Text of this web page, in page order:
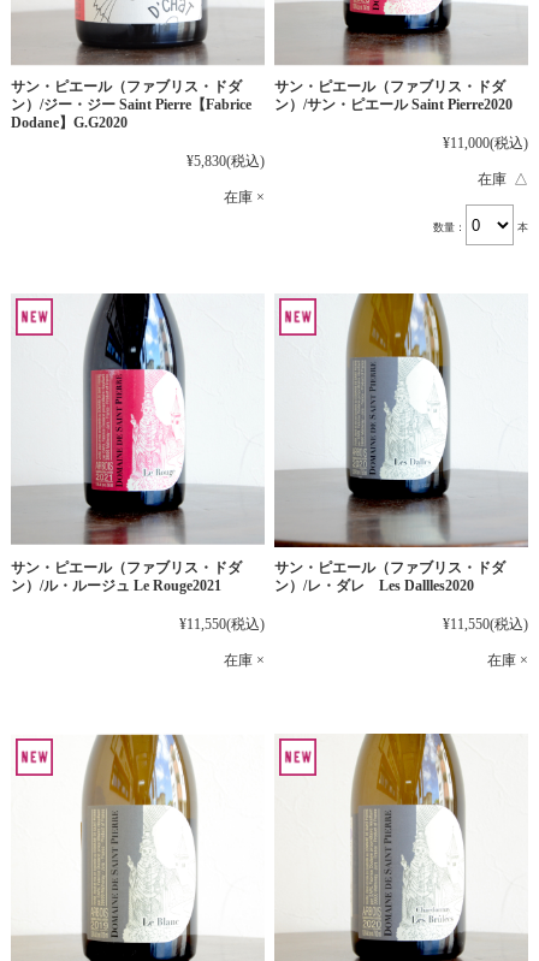
サン・ピエール（ファブリス・ドダ
ン）/ジー・ジー Saint Pierre【Fabrice
Dodane】G.G2020
¥5,830(税込)
在庫 ×
サン・ピエール（ファブリス・ドダ
ン）/サン・ピエール Saint Pierre2020
¥11,000(税込)
在庫 △
数量： 本
サン・ピエール（ファブリス・ドダ
ン）/ル・ルージュ Le Rouge2021
¥11,550(税込)
在庫 ×
サン・ピエール（ファブリス・ドダ
ン）/レ・ダレ Les Dallles2020
¥11,550(税込)
在庫 ×